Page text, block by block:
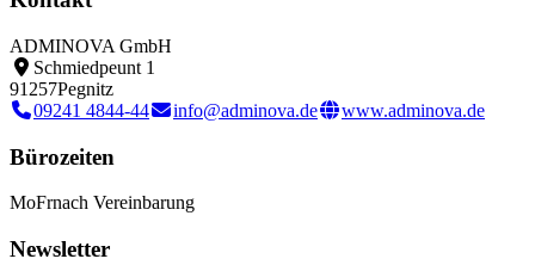
ADMINOVA GmbH
Schmiedpeunt 1
91257Pegnitz
09241 4844-44
info@adminova.de www.adminova.de
Bürozeiten
MoFrnach Vereinbarung
Newsletter